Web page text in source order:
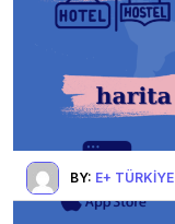
BY: E+ TÜRKIYE